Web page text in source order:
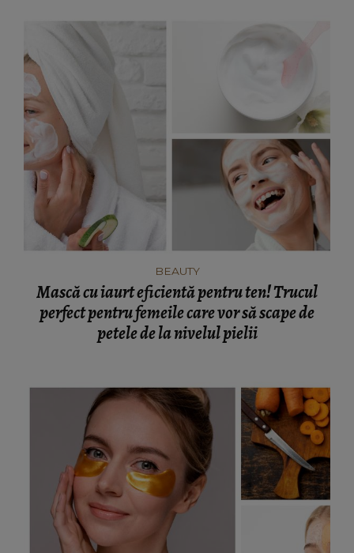
BEAUTY
Mască cu iaurt eficientă pentru ten! Trucul
perfect pentru femeile care vor să scape de
petele de la nivelul pielii